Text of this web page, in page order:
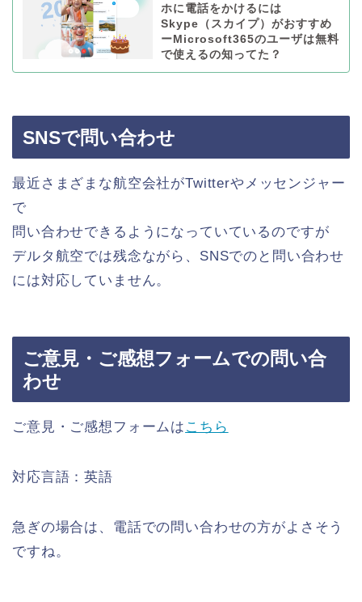
ホに電話をかけるには
Skype（スカイプ）がおすすめ
ーMicrosoft365のユーザは無料
で使えるの知ってた？
SNSで問い合わせ
最近さまざまな航空会社がTwitterやメッセンジャー
で
問い合わせできるようになっていているのですが
デルタ航空では残念ながら、SNSでのと問い合わせ
には対応していません。
ご意見・ご感想フォームでの問い合
わせ
ご意見・ご感想フォームは こちら
対応言語：英語
急ぎの場合は、電話での問い合わせの方がよさそう
ですね。